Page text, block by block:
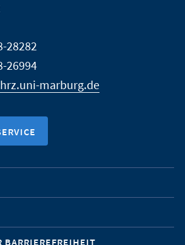
28282
26994
marburg.de
BARRIEREFREIHEIT